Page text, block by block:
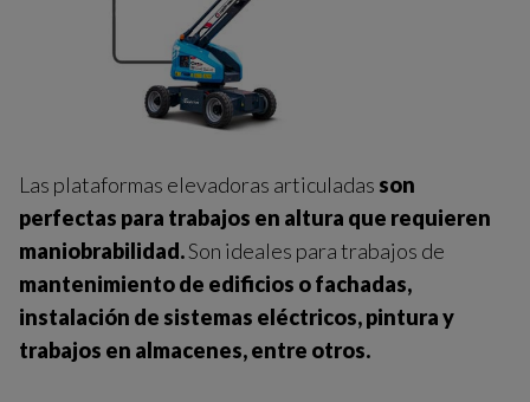
Las plataformas elevadoras articuladas son
perfectas para trabajos en altura que requieren
maniobrabilidad.Son ideales para trabajos de
mantenimiento de edificios o fachadas,
instalación de sistemas eléctricos, pintura y
trabajos en almacenes, entre otros.